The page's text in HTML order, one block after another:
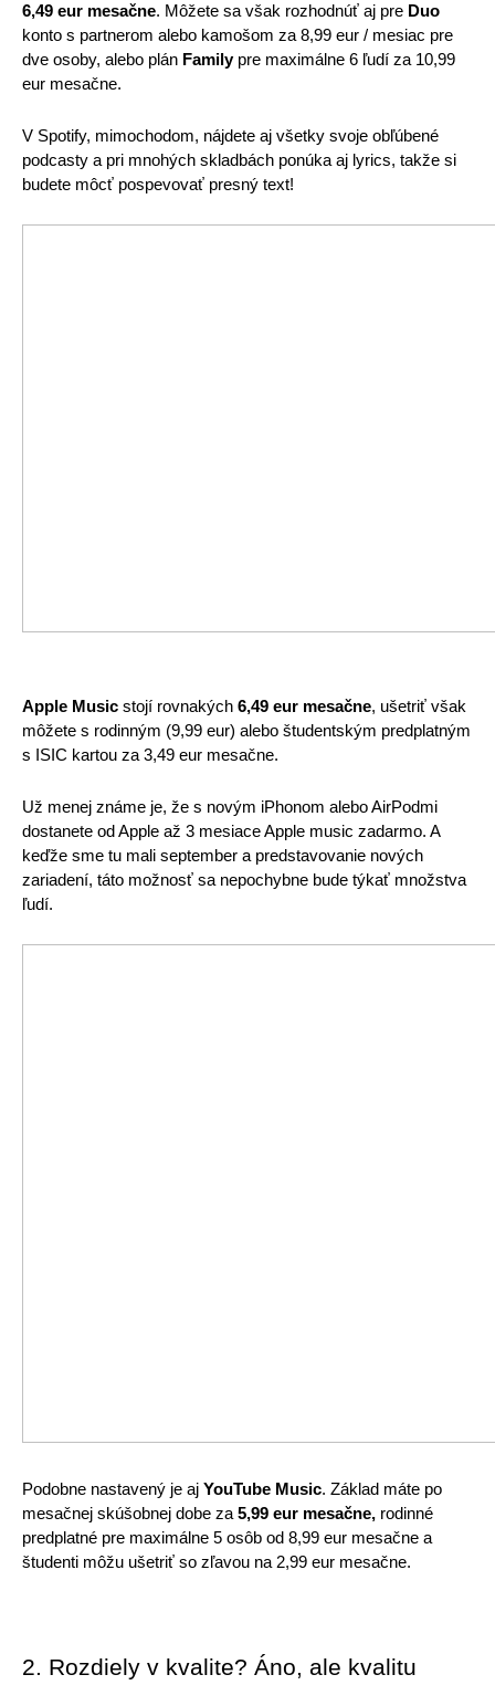
6,49 eur mesačne. Môžete sa však rozhodnúť aj pre Duo
konto s partnerom alebo kamošom za 8,99 eur / mesiac pre
dve osoby, alebo plán Family pre maximálne 6 ľudí za 10,99
eur mesačne.
V Spotify, mimochodom, nájdete aj všetky svoje obľúbené
podcasty a pri mnohých skladbách ponúka aj lyrics, takže si
budete môcť pospevovať presný text!
Apple Music stojí rovnakých 6,49 eur mesačne, ušetriť však
môžete s rodinným (9,99 eur) alebo študentským predplatným
s ISIC kartou za 3,49 eur mesačne.
Už menej známe je, že s novým iPhonom alebo AirPodmi
dostanete od Apple až 3 mesiace Apple music zadarmo. A
keďže sme tu mali september a predstavovanie nových
zariadení, táto možnosť sa nepochybne bude týkať množstva
ľudí.
Podobne nastavený je aj YouTube Music. Základ máte po
mesačnej skúšobnej dobe za 5,99 eur mesačne, rodinné
predplatné pre maximálne 5 osôb od 8,99 eur mesačne a
študenti môžu ušetriť so zľavou na 2,99 eur mesačne.
2. Rozdiely v kvalite? Áno, ale kvalitu